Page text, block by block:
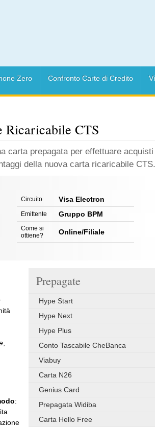
Zero Confronto Carte di Credito
Ricaricabile CTS
carta prepagata per effettuare acquisti
della nuova carta ricaricabile CTS.
Circuito Visa Electron
Emittente Gruppo BPM
Come si
ottiene?
Online/Filiale
Prepagate
Hype Start
Hype Next
Hype Plus
Conto Tascabile CheBanca
Viabuy
Carta N26
Genius Card
Prepagata Widiba
Carta Hello Free
: